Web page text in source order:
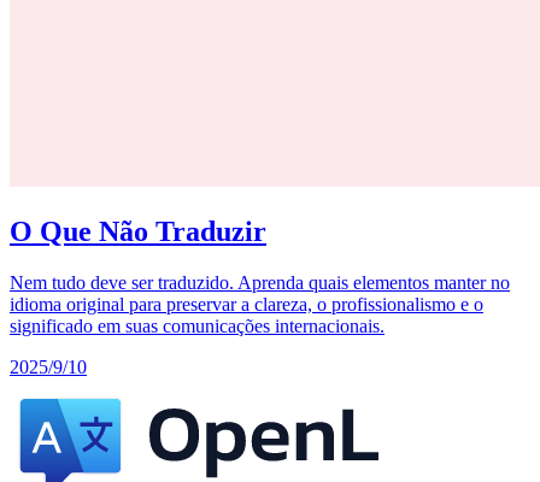
O Que Não Traduzir
Nem tudo deve ser traduzido. Aprenda quais elementos manter no
idioma original para preservar a clareza, o profissionalismo e o
significado em suas comunicações internacionais.
2025/9/10